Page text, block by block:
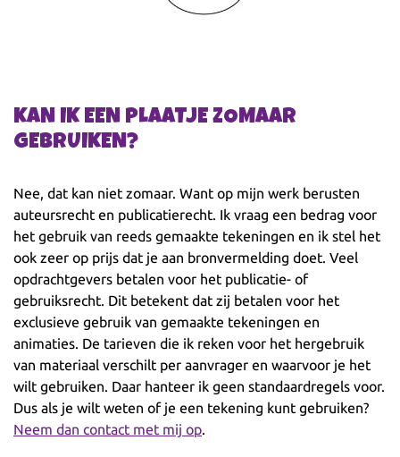
KAN IK EEN PLAATJE ZOMAAR
GEBRUIKEN?
Nee, dat kan niet zomaar. Want op mijn werk berusten
auteursrecht en publicatierecht. Ik vraag een bedrag voor
het gebruik van reeds gemaakte tekeningen en ik stel het
ook zeer op prijs dat je aan bronvermelding doet. Veel
opdrachtgevers betalen voor het publicatie- of
gebruiksrecht. Dit betekent dat zij betalen voor het
exclusieve gebruik van gemaakte tekeningen en
animaties. De tarieven die ik reken voor het hergebruik
van materiaal verschilt per aanvrager en waarvoor je het
wilt gebruiken. Daar hanteer ik geen standaardregels voor.
Dus als je wilt weten of je een tekening kunt gebruiken?
Neem dan contact met mij op.